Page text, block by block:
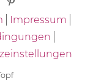
Impressum